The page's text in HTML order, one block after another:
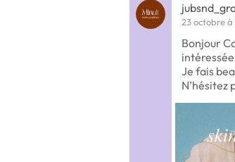
23 octobre à
Bonjour
Je fais
N’hésitez